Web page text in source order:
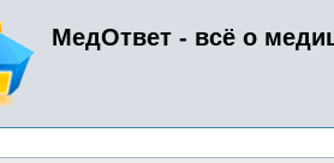
МедОтвет - всё о